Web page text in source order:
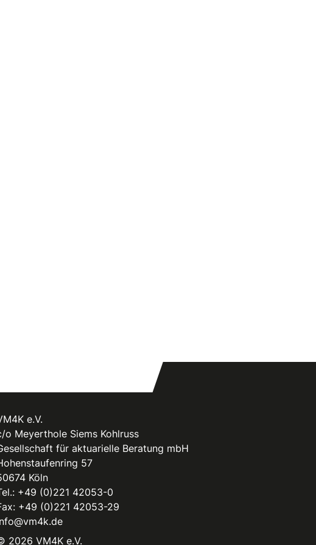
e.V.
o Meyerthole Siems Kohlruss
für aktuarielle Beratung mbH
57
Köln
+49 (0)221 42053-0
+49 (0)221 42053-29
2026 VM4K e.V.